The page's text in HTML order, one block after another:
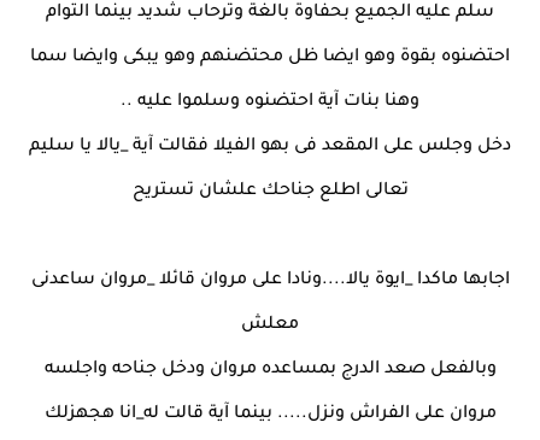
سلم عليه الجميع بحفاوة بالغة وترحاب شديد بينما التوام
احتضنوه بقوة وهو ايضا ظل محتضنهم وهو يبكى وايضا سما
وهنا بنات آية احتضنوه وسلموا عليه ..
دخل وجلس على المقعد فى بهو الفيلا فقالت آية _يالا يا سليم
تعالى اطلع جناحك علشان تستريح
اجابها ماكدا _ايوة يالا....ونادا على مروان قائلا _مروان ساعدنى
معلش
وبالفعل صعد الدرج بمساعده مروان ودخل جناحه واجلسه
مروان على الفراش ونزل..... بينما آية قالت له_انا هجهزلك